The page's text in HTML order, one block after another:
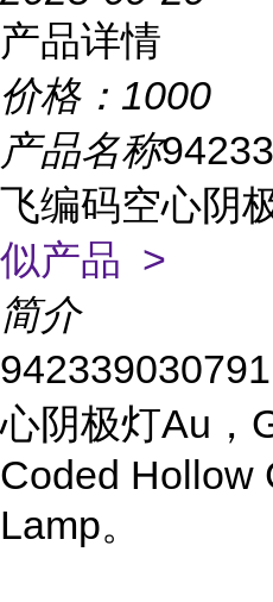
产品详情
价格： 1000
产品名称
飞编码空心阴
似产品 >
简介
心阴极灯Au，
Coded Hollow
Lamp。